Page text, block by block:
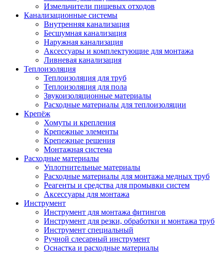
Измельчители пищевых отходов
Канализационные системы
Внутренняя канализация
Бесшумная канализация
Наружная канализация
Аксессуары и комплектующие для монтажа
Ливневая канализация
Теплоизоляция
Теплоизоляция для труб
Теплоизоляция для пола
Звукоизоляционные материалы
Расходные материалы для теплоизоляции
Крепёж
Хомуты и крепления
Крепежные элементы
Крепежные решения
Монтажная система
Расходные материалы
Уплотнительные материалы
Расходные материалы для монтажа медных труб
Реагенты и средства для промывки систем
Аксессуары для монтажа
Инструмент
Инструмент для монтажа фитингов
Инструмент для резки, обработки и монтажа труб
Инструмент специальный
Ручной слесарный инструмент
Оснастка и расходные материалы